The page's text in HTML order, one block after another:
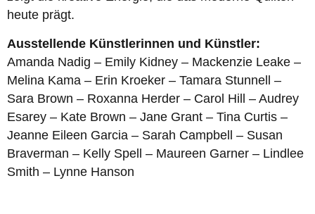
heute prägt.
Ausstellende Künstlerinnen und Künstler:
Amanda Nadig – Emily Kidney – Mackenzie Leake –
Melina Kama – Erin Kroeker – Tamara Stunnell –
Sara Brown – Roxanna Herder – Carol Hill – Audrey
Esarey – Kate Brown – Jane Grant – Tina Curtis –
Jeanne Eileen Garcia – Sarah Campbell – Susan
Braverman – Kelly Spell – Maureen Garner – Lindlee
Smith – Lynne Hanson